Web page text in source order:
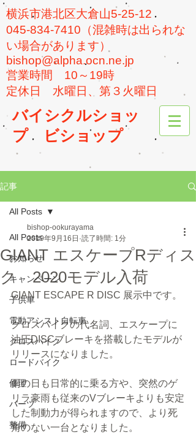
横浜市港北区大倉山5-25-12
045-834-7410（混雑時は出られな
い場合があります）
bishop@alpha.ocn.ne.jp
​営業時間 10～19時
​定休日 水曜日、第３火曜日
バイシクルショッ
プ
ビショップ
記事
All Posts
お知らせ
キャンペーン
子供車
電動アシスト自転車
クロスバイク
ロードバイク
修理
パーツ
整備
All Posts
GIANT エスケープRディス
ク 2020モデル入荷
bishop-ookurayama
2019年9月16日 読了時間: 1分
GIANT ESCAPE R DISC 展示中です。
クロスバイクの代名詞、エスケープに
油圧DISCブレーキを搭載したモデルが
リリースになりました。
雨の日も日常的に乗る方や、突然のゲ
リラ豪雨も従来のVブレーキよりも安定
した制動力が得られますので、より死
角のない一台となりました。